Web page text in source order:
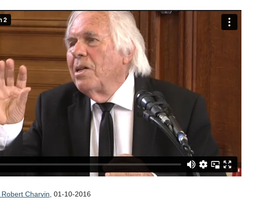
Robert Charvin, 01-10-2016